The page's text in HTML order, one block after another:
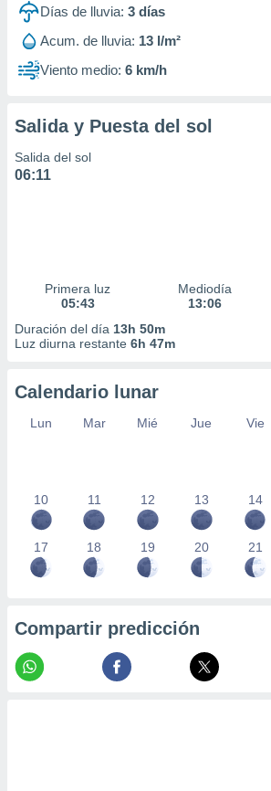
Días de lluvia: 3 días
Acum. de lluvia: 13 l/m²
Viento medio: 6 km/h
Salida y Puesta del sol
Salida del sol
06:11
Primera luz
05:43
Mediodía
13:06
Duración del día 13h 50m
Luz diurna restante 6h 47m
Calendario lunar
Lun Mar Mié Jue Vie
10 11 12 13 14
17 18 19 20 21
Compartir predicción